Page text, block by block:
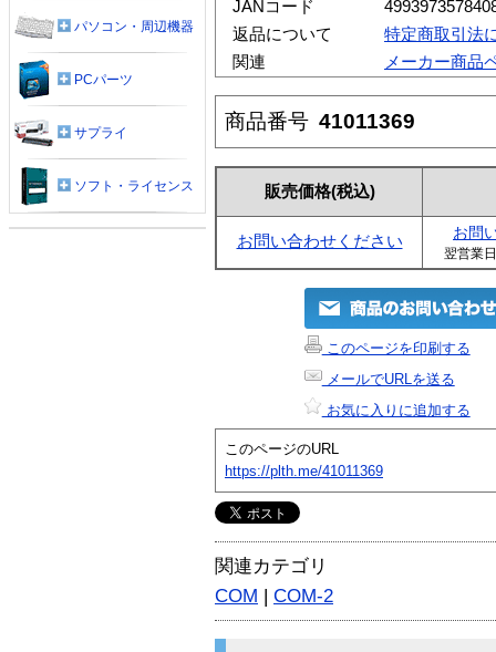
JANコード
返品について
特定商取引法
関連
メーカー商品
商品番号 41011369
販売価格(税込)
お問い合わせください お問
翌営業
このページを印刷する
メールでURLを送る
お気に入りに追加する
このページのURL
https://plth.me/41011369
関連カテゴリ
COM | COM-2
パソコン・周辺機器
PCパーツ
サプライ
ソフト・ライセンス